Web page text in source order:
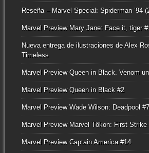
Reseña – Marvel Special: Spiderman ’94
Marvel Preview Mary Jane: Face it, tiger
Nueva entrega de ilustraciones de Alex
Timeless
Marvel Preview Queen in Black. Venom
Marvel Preview Queen in Black #2
Marvel Preview Wade Wilson: Deadpool #7
Marvel Preview Marvel Tôkon: First Strike
Marvel Preview Captain America #14